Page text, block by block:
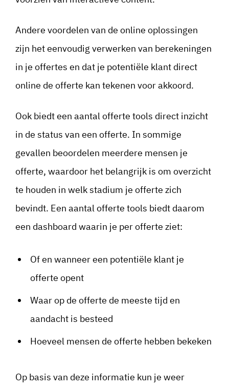
Andere voordelen van de online oplossingen
zijn het eenvoudig verwerken van berekeningen
in je offertes en dat je potentiële klant direct
online de offerte kan tekenen voor akkoord.
Ook biedt een aantal offerte tools direct inzicht
in de status van een offerte. In sommige
gevallen beoordelen meerdere mensen je
offerte, waardoor het belangrijk is om overzicht
te houden in welk stadium je offerte zich
bevindt. Een aantal offerte tools biedt daarom
een dashboard waarin je per offerte ziet:
Of en wanneer een potentiële klant je
offerte opent
Waar op de offerte de meeste tijd en
aandacht is besteed
Hoeveel mensen de offerte hebben bekeken
Op basis van deze informatie kun je weer